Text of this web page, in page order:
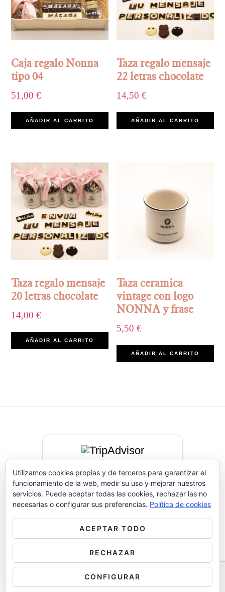
Caja regalo Nonna
tipo 04
51,00€
AÑADIR AL CARRITO
Taza regalo mensaje
22 letras chocolate
14,50€
AÑADIR AL CARRITO
Taza regalo mensaje
20 letras chocolate
14,00€
AÑADIR AL CARRITO
Taza ceramica
vintage con logo
NONNA y frase
5,50€
AÑADIR AL CARRITO
Basado en opiniones actualizadas en
2026
Diseño y Desarrollo porjuanjomc.com
Utilizamos cookies propias y de terceros para garantizar el
funcionamiento de la web, medir su uso y mejorar nuestros
servicios. Puede aceptar todas las cookies, rechazar las no
necesarias o configurar sus preferencias. Política de cookies
ACEPTAR TODO
RECHAZAR
CONFIGURAR